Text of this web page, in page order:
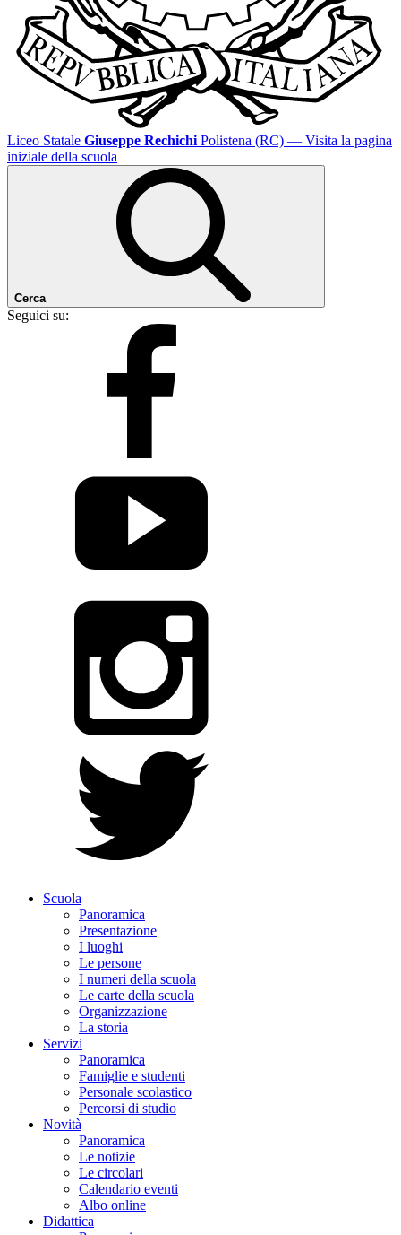
Liceo Statale Giuseppe Rechichi Polistena (RC) — Visita la pagina
iniziale della scuola
Cerca
Seguici su:
Scuola
Panoramica
Presentazione
I luoghi
Le persone
I numeri della scuola
Le carte della scuola
Organizzazione
La storia
Servizi
Panoramica
Famiglie e studenti
Personale scolastico
Percorsi di studio
Novità
Panoramica
Le notizie
Le circolari
Calendario eventi
Albo online
Didattica